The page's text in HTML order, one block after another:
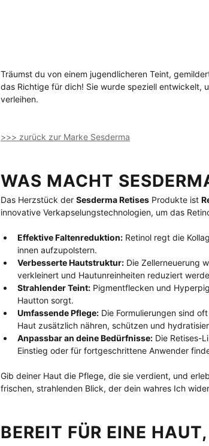
Träumst du von einem jugendlicheren Teint,
das Richtige für dich! Sie wurde speziell entwickelt,
verleihen.
>>> zurück zur Marke Sesderma
WAS MACHT
Das Herzstück der Sesderma Retises Produkte ist
innovative Verkapselungstechnologien, um das
Effektive Faltenreduktion: Retinol regt die
innen aufzupolstern.
Verbesserte Hautstruktur: Die Zellerneuerung
verkleinert und Hautunreinheiten reduziert
Strahlender Teint: Pigmentflecken und
Hautton sorgt.
Umfassende Pflege: Die Formulierungen sind
Haut zusätzlich nähren, schützen und
Anpassbar an deine Bedürfnisse: Die Retises-
Einstieg oder für fortgeschrittene Anwender
Gib deiner Haut die Pflege, die sie verdient, und
frischen, strahlenden Blick, der dein wahres Ich
BEREIT FÜR EINE